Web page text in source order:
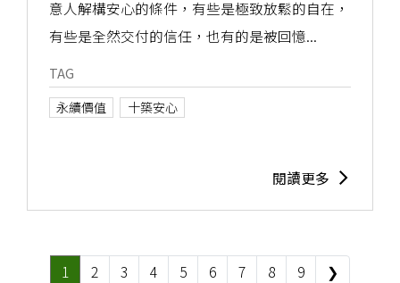
意人解構安心的條件，有些是極致放鬆的自在，
有些是全然交付的信任，也有的是被回憶...
TAG
永續價值
十築安心
閱讀更多
1 2 3 4 5 6 7 8 9 ❯